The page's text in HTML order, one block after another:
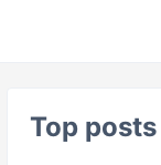
Top posts